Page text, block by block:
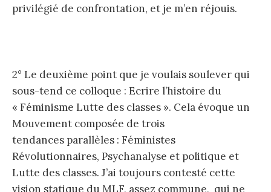
privilégié de confrontation, et je m’en réjouis.
2° Le deuxième point que je voulais soulever qui
sous-tend ce colloque : Ecrire l’histoire du
« Féminisme Lutte des classes ». Cela évoque un
Mouvement composée de trois
tendances parallèles : Féministes
Révolutionnaires, Psychanalyse et politique et
Lutte des classes. J’ai toujours contesté cette
vision statique du MLF, assez commune, qui ne